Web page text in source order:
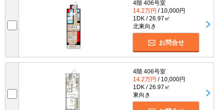
4階 406号室
14.2万円 / 10,000円
1DK / 26.97㎡
北東向き
お問合せ
4階 406号室
14.2万円 / 10,000円
1DK / 26.97㎡
東向き